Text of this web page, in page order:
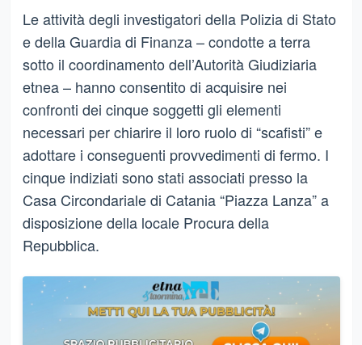
Le attività degli investigatori della Polizia di Stato
e della Guardia di Finanza – condotte a terra
sotto il coordinamento dell’Autorità Giudiziaria
etnea – hanno consentito di acquisire nei
confronti dei cinque soggetti gli elementi
necessari per chiarire il loro ruolo di “scafisti” e
adottare i conseguenti provvedimenti di fermo. I
cinque indiziati sono stati associati presso la
Casa Circondariale di Catania “Piazza Lanza” a
disposizione della locale Procura della
Repubblica.